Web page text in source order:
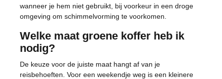
wanneer je hem niet gebruikt, bij voorkeur in een droge
omgeving om schimmelvorming te voorkomen.
Welke maat groene koffer heb ik
nodig?
De keuze voor de juiste maat hangt af van je
reisbehoeften. Voor een weekendje weg is een kleinere